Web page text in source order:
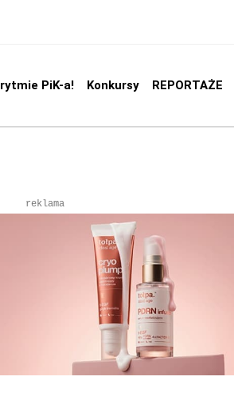
PiK-a! Konkursy REPORTAŻE
reklama